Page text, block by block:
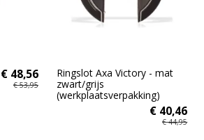
€ 48,56
€ 53,95
Ringslot Axa Victory - mat
zwart/grijs
(werkplaatsverpakking)
€ 40,46
€ 44,95